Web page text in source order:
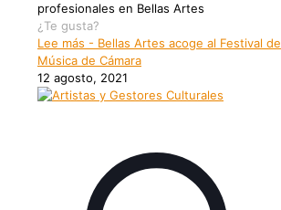
profesionales en Bellas Artes
¿Te gusta?
Lee más - Bellas Artes acoge al Festival de
Música de Cámara
12 agosto, 2021